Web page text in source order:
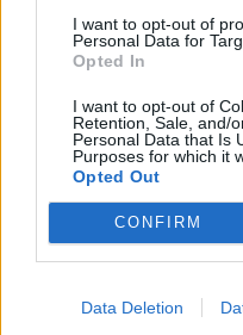
I want to opt-out of
Personal Data for
Opted In
I want to opt-out of
Retention, Sale, and/
Personal Data that Is
Purposes for which it
Opted Out
CONFIRM
Data Deletion
Depressie - antidepressiva SSRI
Amoxicilline (646)
Antibiotica - penicillines
Wellbutrin XR (646)
Verslavingsziekten
Metformine (620)
Diabetes (suikerziekte) -
Implanon
Anticonceptie - overig
Lexapro (509)
Depressie - antidepressiva SSRI